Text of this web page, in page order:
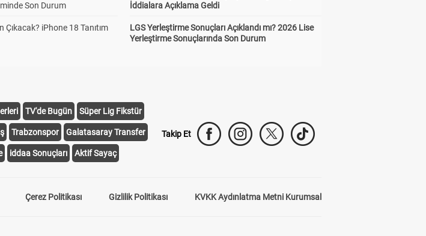
Son Durum
iPhone 18 Tanıtım
İddialara Açıklama Geldi
LGS Yerleştirme Sonuçları Açıklandı mı? 2026 Lise
Yerleştirme Sonuçlarında Son Durum
TV'de Bugün Süper Lig Fikstür
Trabzonspor Galatasaray Transfer
iddaa Sonuçları Aktif Sayaç
Takip Et
Çerez Politikası Gizlilik Politikası KVKK Aydınlatma Metni Kurumsal